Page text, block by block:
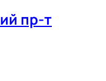
пр-т